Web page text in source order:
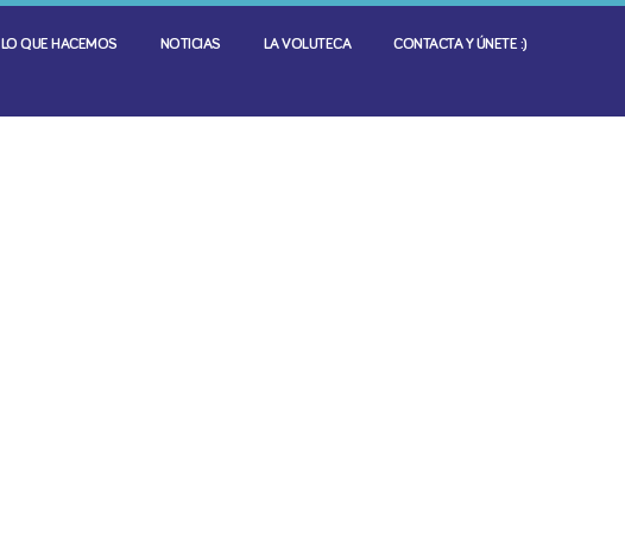
LO QUE HACEMOS NOTICIAS LA VOLUTECA CONTACTA Y ÚNETE :)